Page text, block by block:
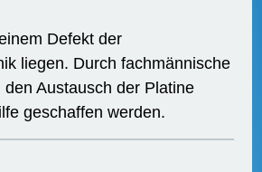
Defekt der
liegen. Durch fachmännische
Austausch der Platine
geschaffen werden.